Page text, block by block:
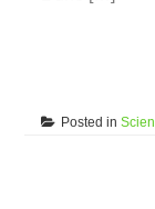
Posted in